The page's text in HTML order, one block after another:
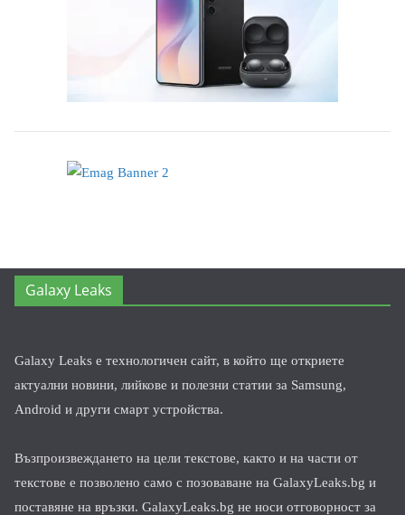
Galaxy Leaks
Galaxy Leaks е технологичен сайт, в който ще откриете
актуални новини, лийкове и полезни статии за Samsung,
Android и други смарт устройства.
Възпроизвеждането на цели текстове, както и на части от
текстове е позволено само с позоваване на GalaxyLeaks.bg и
поставяне на връзки. GalaxyLeaks.bg не носи отговорност за